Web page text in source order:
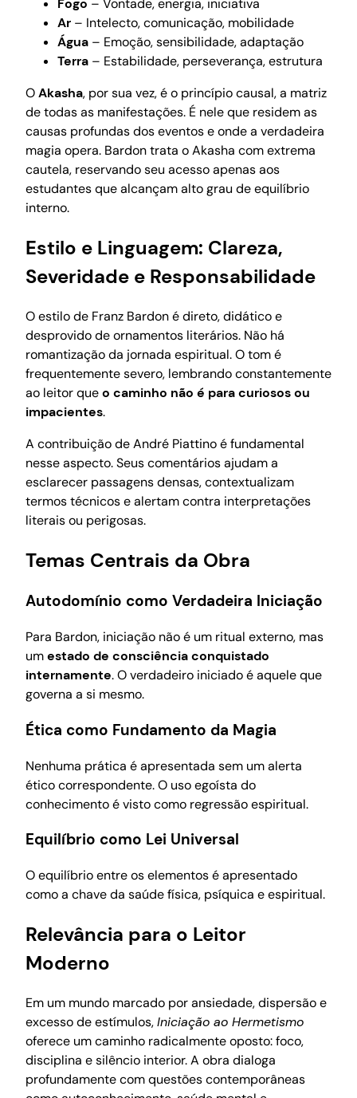
Fogo – Vontade, energia, iniciativa
Ar – Intelecto, comunicação, mobilidade
Água – Emoção, sensibilidade, adaptação
Terra – Estabilidade, perseverança, estrutura
OAkasha, por sua vez, é o princípio causal, a matriz
de todas as manifestações. É nele que residem as
causas profundas dos eventos e onde a verdadeira
magia opera. Bardon trata o Akasha com extrema
cautela, reservando seu acesso apenas aos
estudantes que alcançam alto grau de equilíbrio
interno.
Estilo e Linguagem: Clareza,
Severidade e Responsabilidade
O estilo de Franz Bardon é direto, didático e
desprovido de ornamentos literários. Não há
romantização da jornada espiritual. O tom é
frequentemente severo, lembrando constantemente
ao leitor queo caminho não é para curiosos ou
impacientes.
A contribuição de André Piattino é fundamental
nesse aspecto. Seus comentários ajudam a
esclarecer passagens densas, contextualizam
termos técnicos e alertam contra interpretações
literais ou perigosas.
Temas Centrais da Obra
Autodomínio como Verdadeira Iniciação
Para Bardon, iniciação não é um ritual externo, mas
umestado de consciência conquistado
internamente. O verdadeiro iniciado é aquele que
governa a si mesmo.
Ética como Fundamento da Magia
Nenhuma prática é apresentada sem um alerta
ético correspondente. O uso egoísta do
conhecimento é visto como regressão espiritual.
Equilíbrio como Lei Universal
O equilíbrio entre os elementos é apresentado
como a chave da saúde física, psíquica e espiritual.
Relevância para o Leitor
Moderno
Em um mundo marcado por ansiedade, dispersão e
excesso de estímulos,Iniciação ao Hermetismo
oferece um caminho radicalmente oposto: foco,
disciplina e silêncio interior. A obra dialoga
profundamente com questões contemporâneas